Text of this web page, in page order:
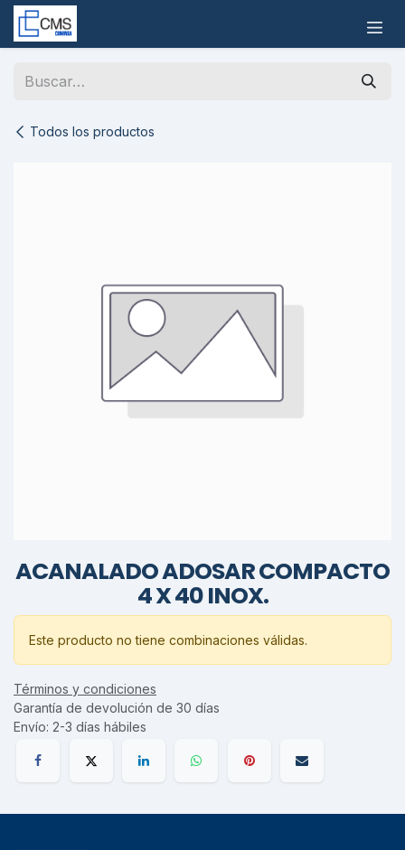
Ir al contenido
Todos los productos
ACANALADO ADOSAR COMPACTO
4 X 40 INOX.
Este producto no tiene combinaciones válidas.
Términos y condiciones
Garantía de devolución de 30 días
Envío: 2-3 días hábiles